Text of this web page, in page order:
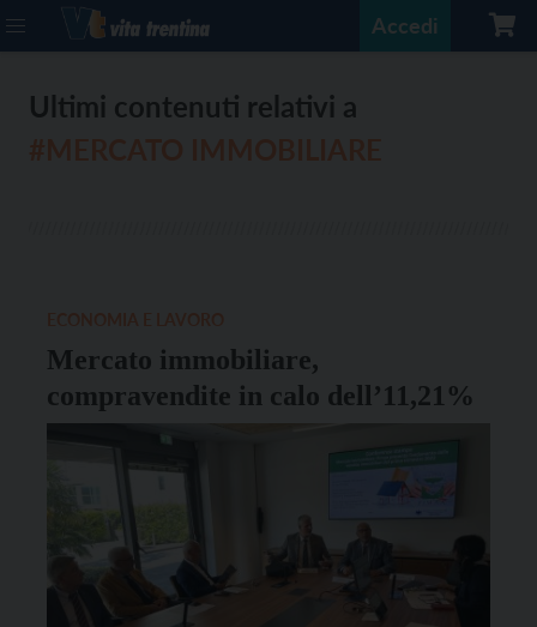
Accedi
Ultimi contenuti relativi a
Mercato immobiliare,
compravendite in calo dell’11,21%